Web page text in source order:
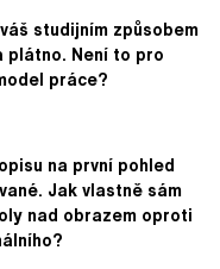
studijním způsobem
plátno. Není to pro
práce?
na první pohled
Jak vlastně sám
nad obrazem oproti
?